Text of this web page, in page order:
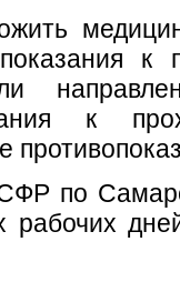
к
к
по
рабочих